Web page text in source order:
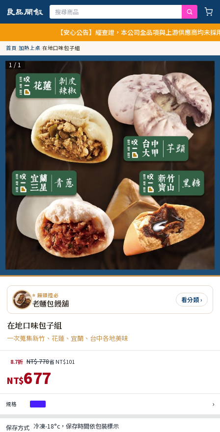
【安心公告】經查證，本公司全品項與上游供應商均未採
首頁/加熱上桌/在地口味包子組
1 / 1
⭐ 饅頭控必
老麵包饅舖 看分類 ›
在地口味包子組
一次蒐集新竹、花蓮、宜蘭、台中各地美味
8.7折 NT$ 778省 NT$101
NT$677
規格 ›
保存方式 冷凍-18°c，保存時間依包裝標示